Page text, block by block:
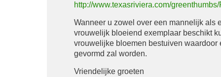
http://www.texasriviera.com/
Wanneer u zowel over een mannelijk als
vrouwelijk bloeiend exemplaar beschikt
vrouwelijke bloemen bestuiven waardoor
gevormd zal worden.
Vriendelijke groeten